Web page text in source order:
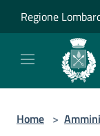
Regione
Home >